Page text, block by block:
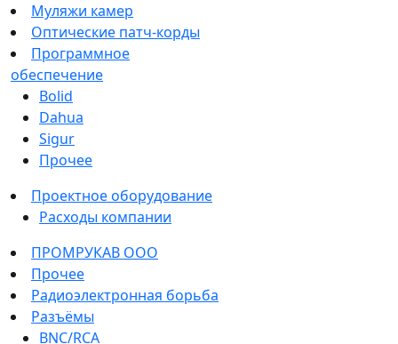
Муляжи камер
Оптические патч-корды
Программное
обеспечение
Bolid
Dahua
Sigur
Прочее
Проектное оборудование
Расходы компании
ПРОМРУКАВ ООО
Прочее
Радиоэлектронная борьба
Разъёмы
BNC/RCA